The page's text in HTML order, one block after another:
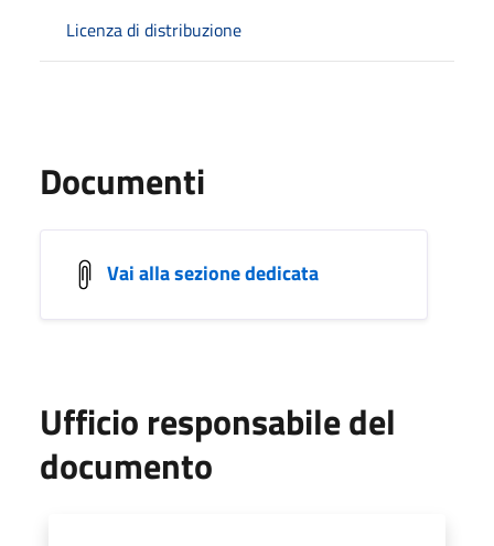
Licenza di distribuzione
Documenti
Vai alla sezione dedicata
Ufficio responsabile del
documento